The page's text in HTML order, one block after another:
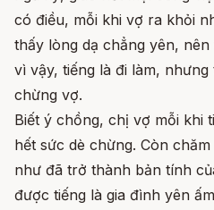
có điều, mỗi khi vợ ra khỏi
thấy lòng dạ chẳng yên,
vì vậy, tiếng là đi làm,
chừng vợ.
Biết ý chồng, chị vợ mỗi khi
hết sức dè chừng. Còn
như đã trở thành bản tính
được tiếng là gia đình yên